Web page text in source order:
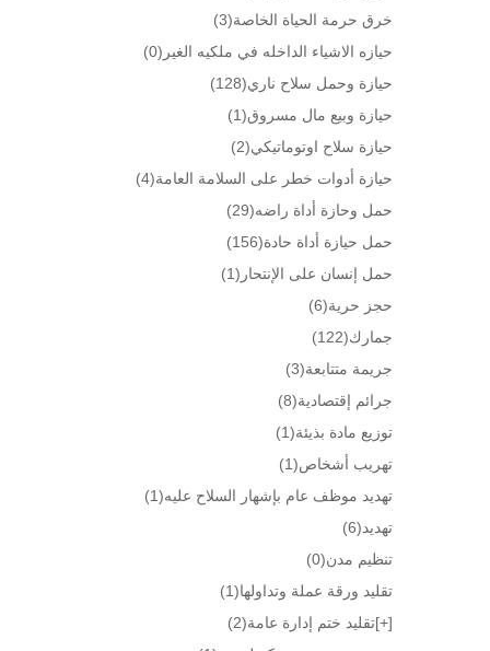
خرق حرمة الحياة الخاصة(3)
حيازه الاشياء الداخله في ملكيه الغير (0)
حيازة وحمل سلاح ناري(128)
حيازة وبيع مال مسروق(1)
حيازة سلاح اوتوماتيكي(2)
حيازة أدوات خطر على السلامة العامة(4)
حمل وحازة أداة راضه(29)
حمل حيازة أداة حادة(156)
حمل إنسان على الإنتحار (1)
حجز حرية(6)
جمارك(122)
جريمة متتابعة(3)
جرائم إقتصادية(8)
توزيع مادة بذيئة(1)
تهريب أشخاص(1)
تهديد موظف عام بإشهار السلاح عليه(1)
تهديد(6)
تنظيم مدن(0)
تقليد ورقة عملة وتداولها(1)
[+]تقليد ختم إدارة عامة(2)